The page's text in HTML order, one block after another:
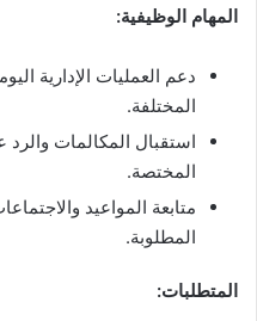
المهام الوظيفية:
دعم العمليات الإدارية
المختلفة.
استقبال المكالمات
المختصة.
متابعة المواعيد
المطلوبة.
المتطلبات: